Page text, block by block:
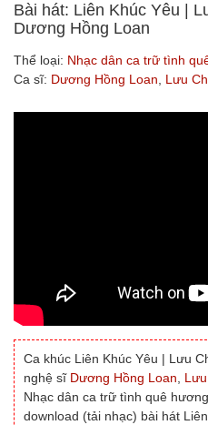
Bài hát: Liên Khúc Yêu |
Dương Hồng Loan
Thể loại: Nhạc dân ca trữ tình
Ca sĩ: Dương Hồng Loan Lưu
Ca khúc Liên Khúc Yêu | Lưu
nghệ sĩ Dương Hồng Loan
Nhạc dân ca trữ tình quê
download (tải nhạc) bài hát